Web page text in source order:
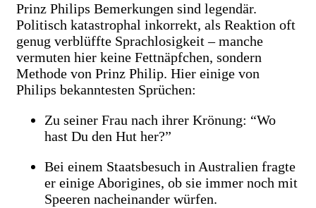
Prinz Philips Bemerkungen sind legendär.
Politisch katastrophal inkorrekt, als Reaktion oft
genug verblüffte Sprachlosigkeit – manche
vermuten hier keine Fettnäpfchen, sondern
Methode von Prinz Philip. Hier einige von
Philips bekanntesten Sprüchen:
Zu seiner Frau nach ihrer Krönung: “Wo
hast Du den Hut her?”
Bei einem Staatsbesuch in Australien fragte
er einige Aborigines, ob sie immer noch mit
Speeren nacheinander würfen.